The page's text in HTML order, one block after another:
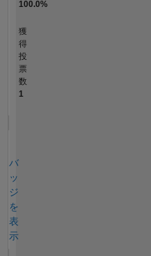
100.0%
獲
得
投
票
数
1
バ
ッ
ジ
を
表
示